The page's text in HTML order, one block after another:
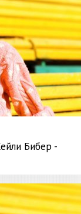
Бибер -